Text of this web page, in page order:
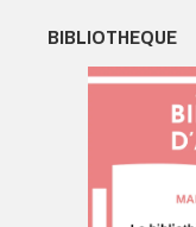
BIBLIOTHEQUE